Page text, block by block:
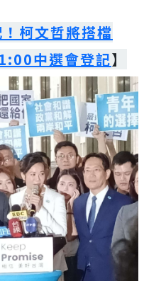
柯文哲將搭檔
中選會登記】